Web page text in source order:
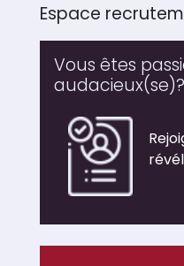
Espace
Vous êtes
audacieux(se)?